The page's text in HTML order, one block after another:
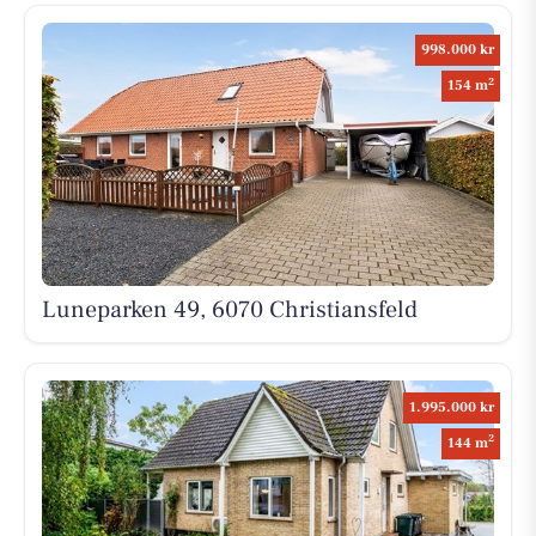
998.000 kr
154 m2
Luneparken 49, 6070 Christiansfeld
1.995.000 kr
144 m2